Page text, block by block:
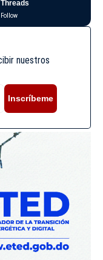
Threads
Follow
nuestros
Inscríbeme